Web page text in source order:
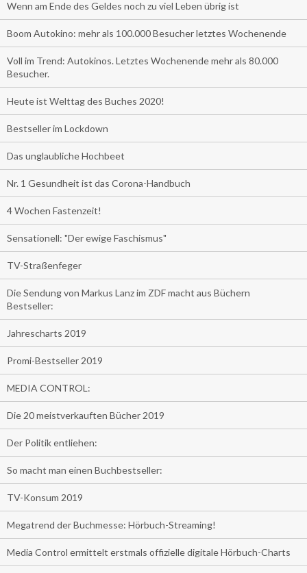
Wenn am Ende des Geldes noch zu viel Leben übrig ist
Boom Autokino: mehr als 100.000 Besucher letztes Wochenende
Voll im Trend: Autokinos. Letztes Wochenende mehr als 80.000
Besucher.
Heute ist Welttag des Buches 2020!
Bestseller im Lockdown
Das unglaubliche Hochbeet
Nr. 1 Gesundheit ist das Corona-Handbuch
4 Wochen Fastenzeit!
Sensationell: "Der ewige Faschismus"
TV-Straßenfeger
Die Sendung von Markus Lanz im ZDF macht aus Büchern
Bestseller:
Jahrescharts 2019
Promi-Bestseller 2019
MEDIA CONTROL:
Die 20 meistverkauften Bücher 2019
Der Politik entliehen:
So macht man einen Buchbestseller:
TV-Konsum 2019
Megatrend der Buchmesse: Hörbuch-Streaming!
Media Control ermittelt erstmals offizielle digitale Hörbuch-Charts